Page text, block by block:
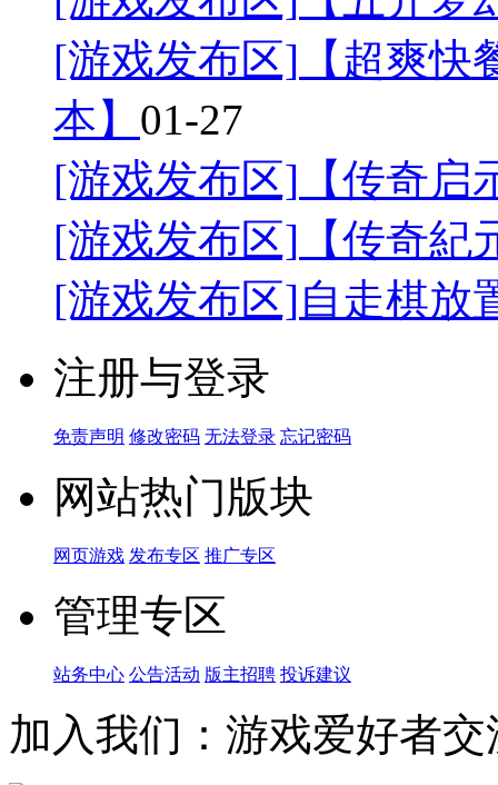
[游戏发布区] 【超爽
本】 01-27
[游戏发布区] 【传奇
[游戏发布区] 【传奇
[游戏发布区]自走棋放
注册与登录
免责声明 修改密码 无法登录 忘记密码
网站热门版块
网页游戏 发布专区 推广专区
管理专区
站务中心 公告活动 版主招聘 投诉建议
加入我们：游戏爱好者交